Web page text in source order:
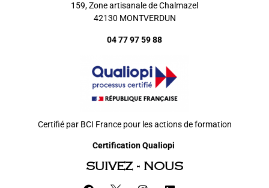
159, Zone artisanale de Chalmazel
42130 MONTVERDUN
04 77 97 59 88
Certifié par BCI France pour les actions de formation
Certification Qualiopi
SUIVEZ - NOUS